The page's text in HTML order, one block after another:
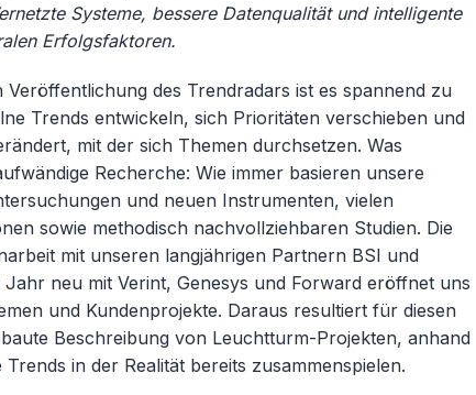
Systeme, bessere Datenqualität und intelligente
Erfolgsfaktoren.
Veröffentlichung des Trendradars ist es spannend zu
Trends entwickeln, sich Prioritäten verschieben und
mit der sich Themen durchsetzen. Was
Recherche: Wie immer basieren unsere
und neuen Instrumenten, vielen
sowie methodisch nachvollziehbaren Studien. Die
mit unseren langjährigen Partnern BSI und
Jahr neu mit Verint, Genesys und Forward eröffnet uns
und Kundenprojekte. Daraus resultiert für diesen
Beschreibung von Leuchtturm-Projekten, anhand
in der Realität bereits zusammenspielen.